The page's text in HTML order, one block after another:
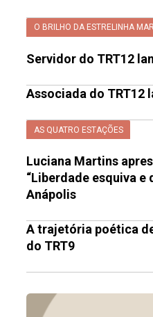
O BRILHO DA ESTRELINHA
Servidor do TRT12
Associada do TRT12
AS QUATRO ESTAÇÕES
Luciana Martins
“Liberdade esquiva e
Anápolis
A trajetória poética
do TRT9